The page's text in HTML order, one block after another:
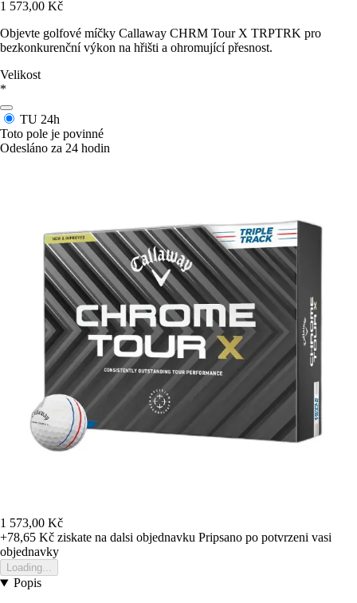
1 573,00 Kč
Objevte golfové míčky Callaway CHRM Tour X TRPTRK pro
bezkonkurenční výkon na hřišti a ohromující přesnost.
Velikost
*
TU 24h
Toto pole je povinné
Odesláno za 24 hodin
1 573,00 Kč
+78,65 Kč ziskate na dalsi objednavku Pripsano po potvrzeni vasi
objednavky
Loading...
Popis